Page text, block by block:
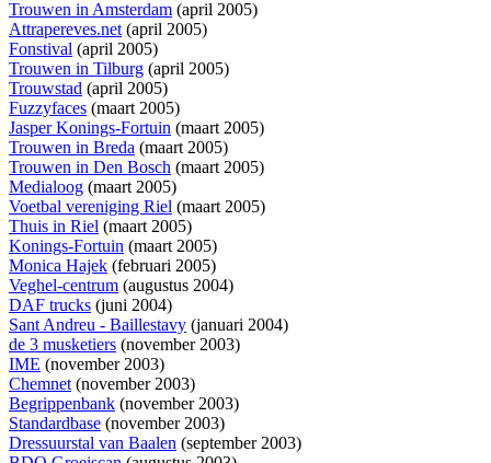
Trouwen in Amsterdam (april 2005)
Attrapereves.net(april 2005)
Fonstival (april 2005)
Trouwen in Tilburg (april 2005)
Trouwstad (april 2005)
Fuzzyfaces (maart 2005)
Jasper Konings-Fortuin (maart 2005)
Trouwen in Breda (maart 2005)
Trouwen in Den Bosch (maart 2005)
Medialoog (maart 2005)
Voetbal vereniging Riel (maart 2005)
Thuis in Riel (maart 2005)
Konings-Fortuin (maart 2005)
Monica Hajek (februari 2005)
Veghel-centrum (augustus 2004)
DAF trucks (juni 2004)
Sant Andreu - Baillestavy (januari 2004)
de 3 musketiers (november 2003)
IME (november 2003)
Chemnet(november 2003)
Begrippenbank (november 2003)
Standardbase (november 2003)
Dressuurstal van Baalen (september 2003)